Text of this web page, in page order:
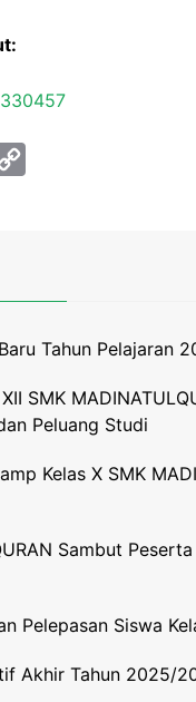
n
k
Tahun Pelajaran
SMK
Peluang Studi
Kelas X SMK
Sambut
Pelepasan Siswa
Akhir Tahun 2025/